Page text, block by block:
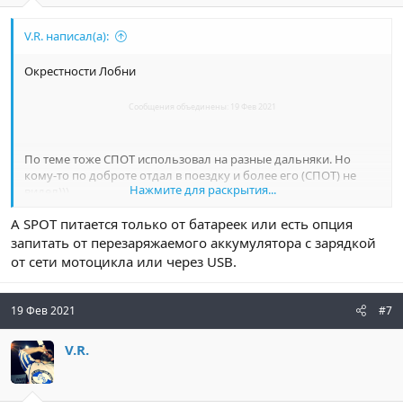
V.R. написал(а):
Окрестности Лобни
Сообщения объединены: 19 Фев 2021
По теме тоже СПОТ использовал на разные дальняки. Но
кому-то по доброте отдал в поездку и более его (СПОТ) не
более высокой независимой автономности. Заряд держит
долго, места занимает мало. А навигатор может разрядиться,
и тп
Нажмите для раскрытия...
А SPOT питается только от батареек или есть опция
запитать от перезаряжаемого аккумулятора с зарядкой
от сети мотоцикла или через USB.
19 Фев 2021 #7
V.R.